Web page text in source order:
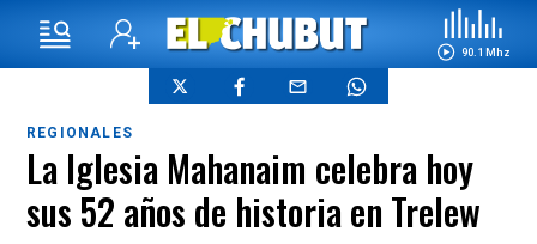
90.1 Mhz
REGIONALES
La Iglesia Mahanaim celebra hoy
sus 52 años de historia en Trelew